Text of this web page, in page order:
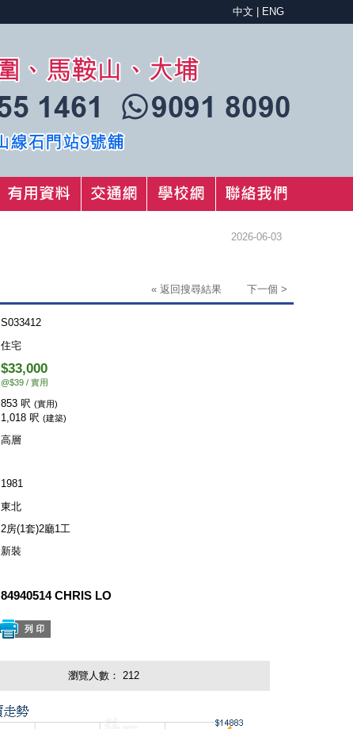
中文 ENG
2026-06-03
« 返回搜尋結果 下一個 >
S033412
住宅
$33,000
@$39 / 實用
853 呎 (實用)
1,018 呎 (建築)
高層
1981
東北
2房(1套)2廳1工
新裝
84940514 CHRIS LO
瀏覽人數： 212